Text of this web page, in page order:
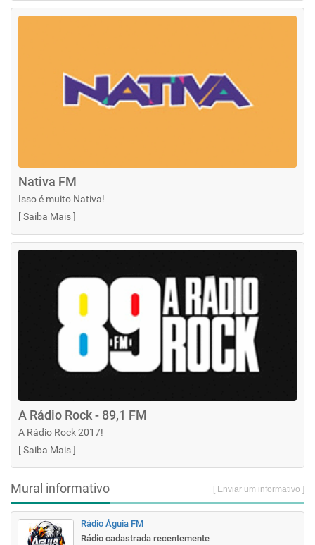
Nativa FM
Isso é muito Nativa!
[Saiba Mais]
A Rádio Rock - 89,1 FM
A Rádio Rock 2017!
[Saiba Mais]
Mural informativo [ Enviar um informativo ]
Rádio Águia FM
Rádio cadastrada recentemente